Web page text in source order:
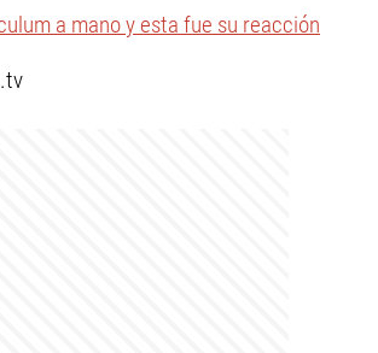
a mano y esta fue su reacción